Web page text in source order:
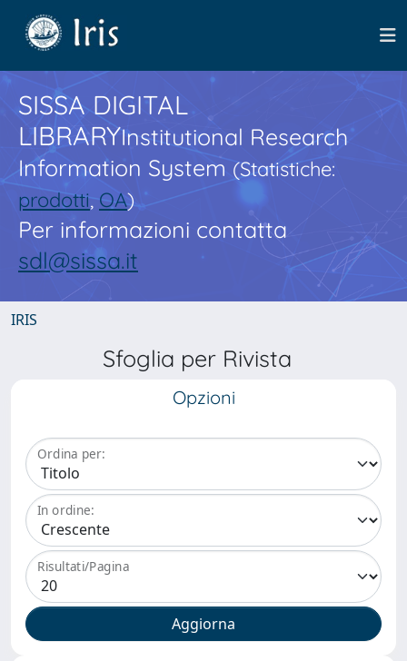
SISSA DIGITAL
LIBRARYInstitutional Research
Information System(Statistiche:
prodotti,OA)
Per informazioni contatta
sdl@sissa.it
IRIS
Sfoglia per Rivista
Opzioni
Ordina per:
In ordine:
Risultati/Pagina